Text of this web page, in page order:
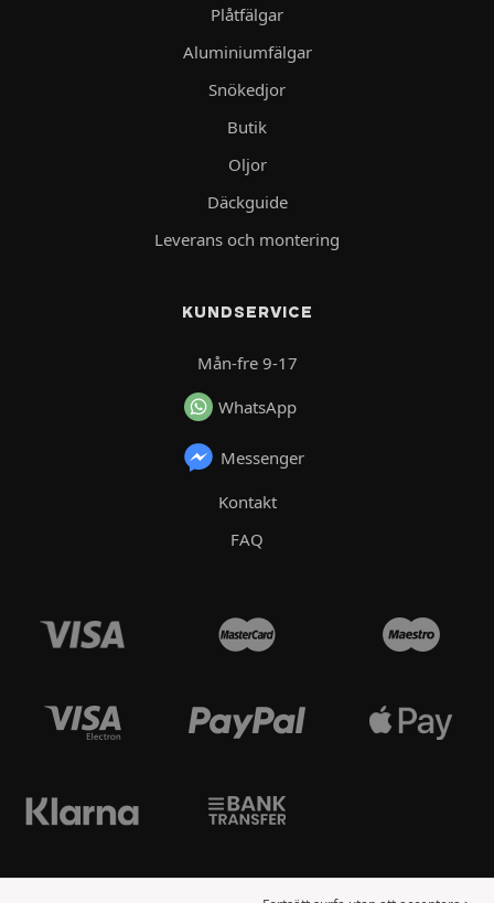
Plåtfälgar
Aluminiumfälgar
Snökedjor
Butik
Oljor
Däckguide
Leverans och montering
KUNDSERVICE
Mån-fre 9-17
WhatsApp
Messenger
Kontakt
FAQ